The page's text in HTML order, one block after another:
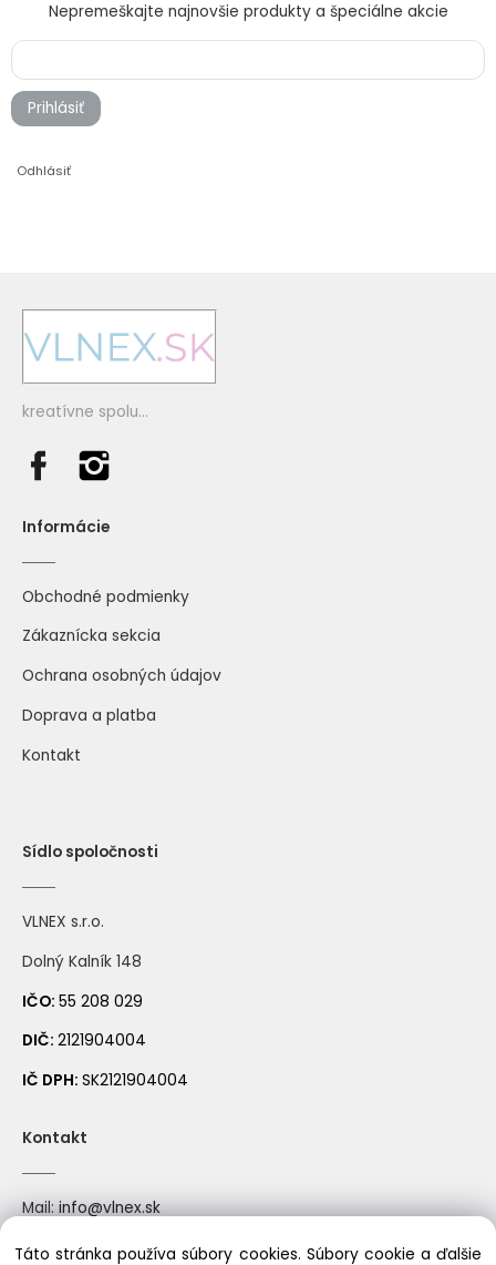
236 sýta ružová 222 bordová
264 levanduľová
246 námornícka modrá
242 svetlá azúrová
Nepremeškajte najnovšie produkty a špeciálne akcie
Prihlásiť
Odhlásiť
kreatívne spolu...
Informácie
Obchodné podmienky
Zákaznícka sekcia
Ochrana osobných údajov
Doprava a platba
Kontakt
Sídlo spoločnosti
VLNEX s.r.o.
Dolný Kalník 148
IČO: 55 208 029
DIČ: 2121904004
IČ DPH: SK2121904004
Kontakt
Mail:info@vlnex.sk
Mobil: +421910522388
Táto stránka používa súbory cookies. Súbory cookie a ďalšie